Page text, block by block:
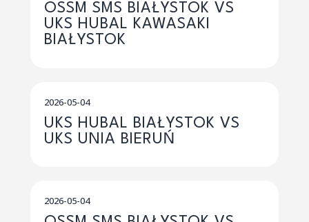
OSSM SMS BIAŁYSTOK VS
UKS HUBAL KAWASAKI
BIAŁYSTOK
2026-05-04
UKS HUBAL BIAŁYSTOK VS
UKS UNIA BIERUŃ
2026-05-04